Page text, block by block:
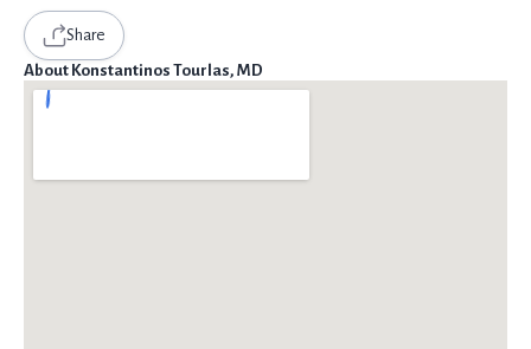
Share
About Konstantinos Tourlas, MD